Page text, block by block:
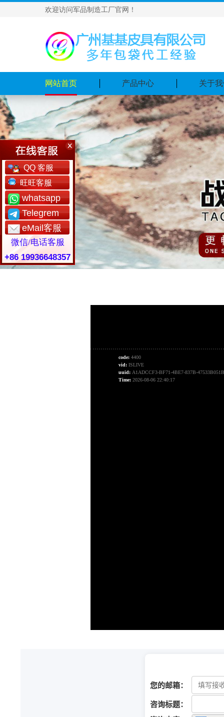
欢迎访问军品制造工厂官网！
网站首页 产品中心 关于
QQ 客服
旺旺客服
whatsapp
Telegrem
eMail客服
微信/电话客服
+86 19936648357